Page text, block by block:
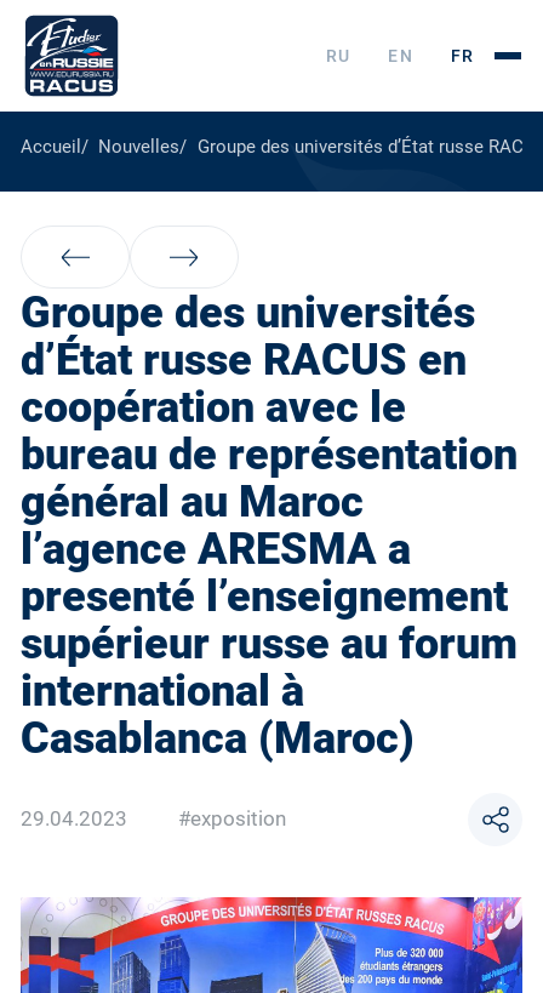
RU EN FR
Accueil Nouvelles Groupe des universités d’État russe
Groupe des universités
d’État russe RACUS en
coopération avec le
bureau de représentation
général au Maroc
l’agence ARESMA a
presenté l’enseignement
supérieur russe au forum
international à
Casablanca (Maroc)
29.04.2023 #exposition